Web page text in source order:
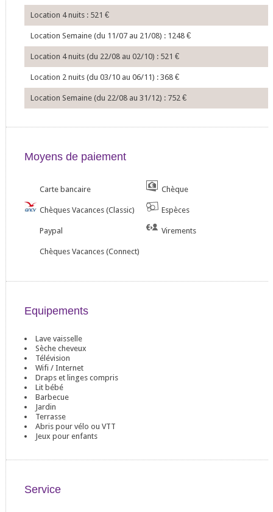
Location 4 nuits : 521 €
Location Semaine (du 11/07 au 21/08) : 1248 €
Location 4 nuits (du 22/08 au 02/10) : 521 €
Location 2 nuits (du 03/10 au 06/11) : 368 €
Location Semaine (du 22/08 au 31/12) : 752 €
Moyens de paiement
Carte bancaire Chèque
Chèques Vacances (Classic) Espèces
Paypal Virements
Chèques Vacances (Connect)
Equipements
Lave vaisselle
Sèche cheveux
Télévision
Wifi / Internet
Draps et linges compris
Lit bébé
Barbecue
Jardin
Terrasse
Abris pour vélo ou VTT
Jeux pour enfants
Service